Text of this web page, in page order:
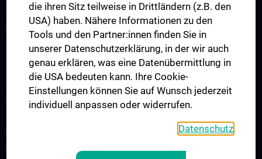
Diplomstudium Humanmedizin
Masterstudium Medizinische Informatik
Masterstudium Molecular Precision Medicine
PhD-Programm „Medizinische Informatik, Biostatistik und
Komplexe Systeme“
Projekt „Digital Skills, Knowledge & Communication“
SERVICES
die ihren Sitz teilweise in Drittländern (z.B. den
USA) haben. Nähere Informationen zu den
Tools und den Partner:innen finden Sie in
unserer Datenschutzerklärung, in der wir auch
genau erklären, was eine Datenübermittlung in
die USA bedeuten kann. Ihre Cookie-
Einstellungen können Sie auf Wunsch jederzeit
individuell anpassen oder widerrufen.
Datenschutz